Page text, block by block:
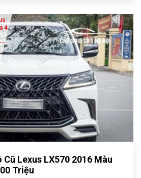
4
Cũ Lexus LX570 2016 Màu
Triệu